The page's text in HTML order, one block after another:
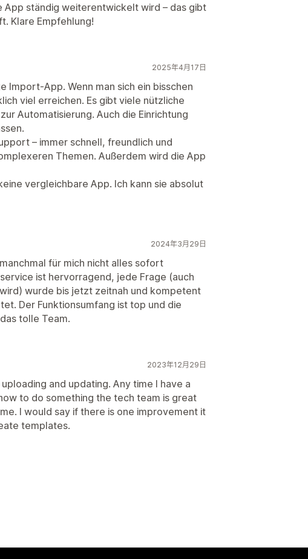
App ständig weiterentwickelt wird – das gibt
Klare Empfehlung!
2025年4月17日
Import-App. Wenn man sich ein bisschen
viel erreichen. Es gibt viele nützliche
Automatisierung. Auch die Einrichtung
– immer schnell, freundlich und
Themen. Außerdem wird die App
vergleichbare App. Ich kann sie absolut
2024年3月29日
für mich nicht alles sofort
ist hervorragend, jede Frage (auch
wurde bis jetzt zeitnah und kompetent
Der Funktionsumfang ist top und die
tolle Team.
2023年12月29日
and updating. Any time I have a
to do something the tech team is great
I would say if there is one improvement it
templates.